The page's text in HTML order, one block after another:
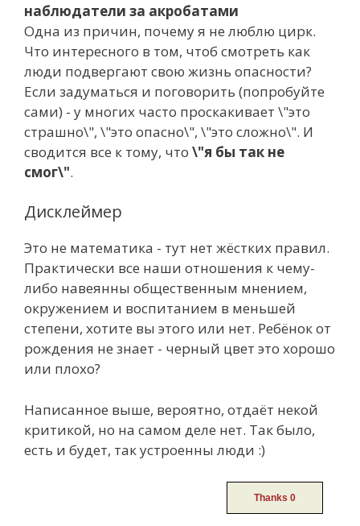
наблюдатели за акробатами
Одна из причин, почему я не люблю цирк.
Что интересного в том, чтоб смотреть как
люди подвергают свою жизнь опасности?
Если задуматься и поговорить (попробуйте
сами) - у многих часто проскакивает \"это
страшно\", \"это опасно\", \"это сложно\". И
сводится все к тому, что \"я бы так не
смог\".
Дисклеймер
Это не математика - тут нет жёстких правил.
Практически все наши отношения к чему-
либо навеянны общественным мнением,
окружением и воспитанием в меньшей
степени, хотите вы этого или нет. Ребёнок от
рождения не знает - черный цвет это хорошо
или плохо?
Написанное выше, вероятно, отдаёт некой
критикой, но на самом деле нет. Так было,
есть и будет, так устроенны люди :)